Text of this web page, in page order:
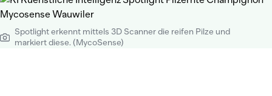
Spotlight erkennt mittels 3D Scanner die reifen Pilze und
markiert diese. (MycoSense)